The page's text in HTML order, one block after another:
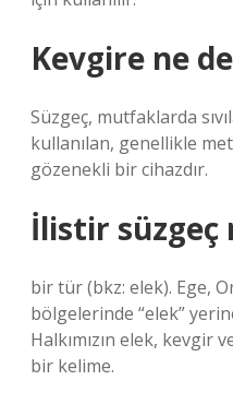
Kevgire ne
Süzgeç, mutfaklarda
kullanılan, genellikle
gözenekli bir cihazdır.
İlistir süzgeç
bir tür (bkz: elek). Ege,
bölgelerinde “elek”
Halkımızın elek, kevgir
bir kelime.